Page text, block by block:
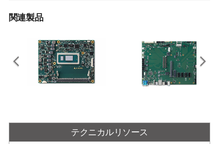
関連製品
ッサ（旧コード名：Alder Lake-P）
搭載 COM Express Type 6 ベーシッ
Express® Type 6 R3.1リファレンス
キャリアボード
テクニカルリソース